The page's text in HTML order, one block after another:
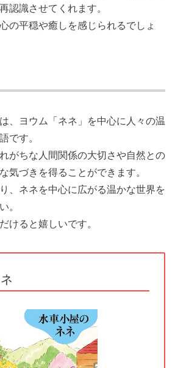
認識させてくれます。
の平穏や癒しを感じられるでしょ
、ヨウム「ネネ」を中心に人々の温
です。
がちな人間関係の大切さや自然との
気づきを得ることができます。
、ネネを中心に広がる温かな世界を
。
けると嬉しいです。